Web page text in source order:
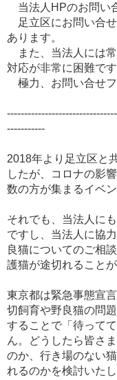
当法人HPのお問い
足立区にお問い合
あります。
また、当法人には
対応が非常に困難です
極力、お問い合せフ
-----------
2018年より足立区と
したが、コロナの影
数の方が集まるイベ
それでも、当法人に
ですし、当法人に協
良猫についてのご相
護猫が途切れることが
東京都は緊急事態宣
切飼育や野良猫の問
することで「待って
ん。どうしたら皆さ
のか、行き場のない
れるのかを検討いた